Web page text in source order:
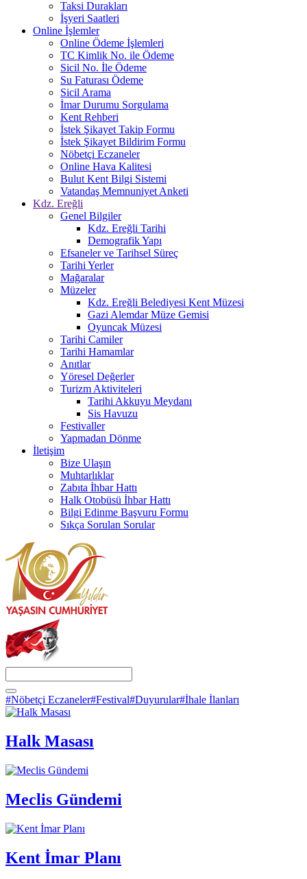
Taksi Durakları
İşyeri Saatleri
Online İşlemler
Online Ödeme İşlemleri
TC Kimlik No. ile Ödeme
Sicil No. İle Ödeme
Su Faturası Ödeme
Sicil Arama
İmar Durumu Sorgulama
Kent Rehberi
İstek Şikayet Takip Formu
İstek Şikayet Bildirim Formu
Nöbetçi Eczaneler
Online Hava Kalitesi
Bulut Kent Bilgi Sistemi
Vatandaş Memnuniyet Anketi
Kdz. Ereğli
Genel Bilgiler
Kdz. Ereğli Tarihi
Demografik Yapı
Efsaneler ve Tarihsel Süreç
Tarihi Yerler
Mağaralar
Müzeler
Kdz. Ereğli Belediyesi Kent Müzesi
Gazi Alemdar Müze Gemisi
Oyuncak Müzesi
Tarihi Camiler
Tarihi Hamamlar
Anıtlar
Yöresel Değerler
Turizm Aktiviteleri
Tarihi Akkuyu Meydanı
Sis Havuzu
Festivaller
Yapmadan Dönme
İletişim
Bize Ulaşın
Muhtarlıklar
Zabıta İhbar Hattı
Halk Otobüsü İhbar Hattı
Bilgi Edinme Başvuru Formu
Sıkça Sorulan Sorular
#Nöbetçi Eczaneler#Festival#Duyurular#İhale İlanları
Halk Masası
Meclis Gündemi
Kent İmar Planı